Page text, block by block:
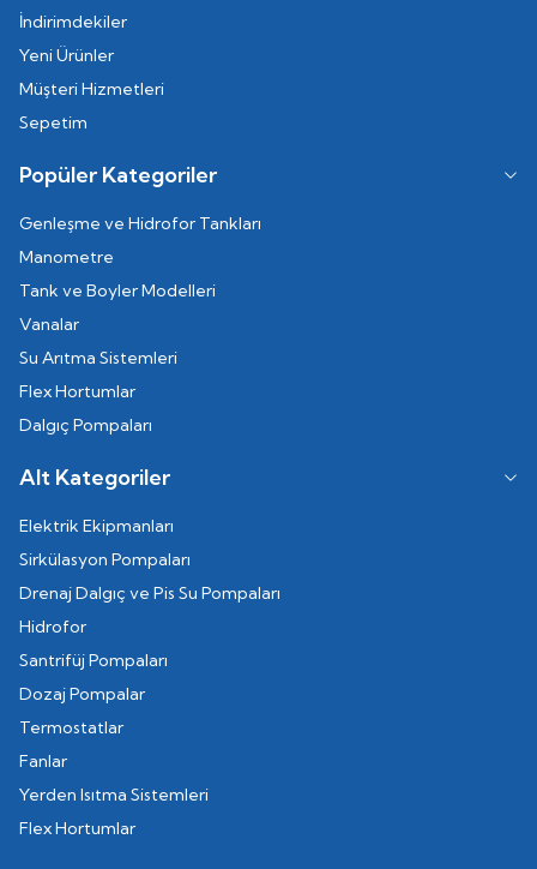
İndirimdekiler
Yeni Ürünler
Müşteri Hizmetleri
Sepetim
Popüler Kategoriler
Genleşme ve Hidrofor Tankları
Manometre
Tank ve Boyler Modelleri
Vanalar
Su Arıtma Sistemleri
Flex Hortumlar
Dalgıç Pompaları
Alt Kategoriler
Elektrik Ekipmanları
Sirkülasyon Pompaları
Drenaj Dalgıç ve Pis Su Pompaları
Hidrofor
Santrifüj Pompaları
Dozaj Pompalar
Termostatlar
Fanlar
Yerden Isıtma Sistemleri
Flex Hortumlar